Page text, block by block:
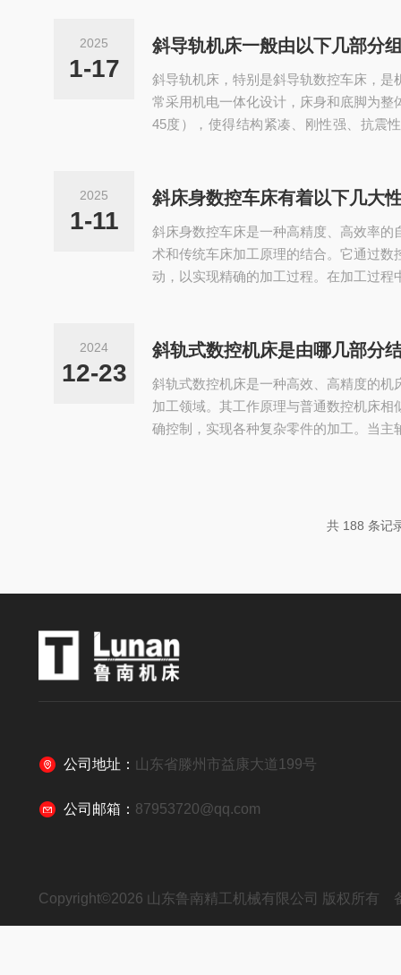
削和铣削两种加工手段合并到一台机床
论和...
2025
1-17
斜导轨机床一般由以下几部分
斜导轨机床，特别是斜导轨数控车床，
常采用机电一体化设计，床身和底脚为
45度），使得结构紧凑、刚性强、抗震
造、模具行业、精密机械加工以及现代
动机曲...
2025
1-11
斜床身数控车床有着以下几大
斜床身数控车床是一种高精度、高效率
术和传统车床加工原理的结合。它通过
动，以实现精确的加工过程。在加工过
螺纹、槽、蜗杆等复杂工件，并具有直
床的...
2024
12-23
斜轨式数控机床是由哪几部分
斜轨式数控机床是一种高效、高精度的
加工领域。其工作原理与普通数控机床
确控制，实现各种复杂零件的加工。当
通常采用管状中空结构，经过时效处理
共 188 条记
公司地址： 山东省滕州市益康大道199号
公司邮箱： 87953720@qq.com
Copyright©2026 山东鲁南精工机械有限公司 版权所有